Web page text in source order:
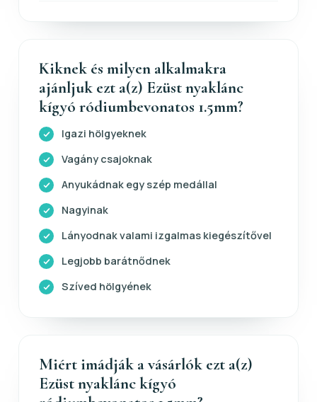
Kiknek és milyen alkalmakra
ajánljuk ezt a(z) Ezüst nyaklánc
kígyó ródiumbevonatos 1.5mm?
Igazi hölgyeknek
Vagány csajoknak
Anyukádnak egy szép medállal
Nagyinak
Lányodnak valami izgalmas kiegészítővel
Legjobb barátnődnek
Szíved hölgyének
Miért imádják a vásárlók ezt a(z)
Ezüst nyaklánc kígyó